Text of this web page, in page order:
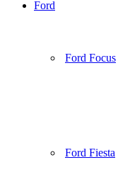
Ford
Ford Focus
Ford Fiesta